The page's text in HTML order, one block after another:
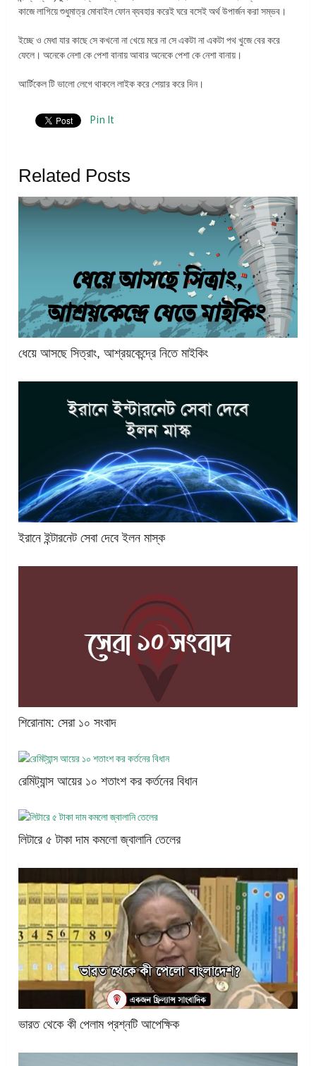
কাজে লাগিয়ে শুধুমাত্র মোবাইল ফোন ব্যবহার করেই ঘরে বসেই অর্থ উপার্জন করা সম্ভব।
ইচ্ছে ও মেধা যার কাছে সে কখনো না খেয়ে মরে না সে একটা না একটা পথ খুজে বের করে
ফেলে। অনেকে নেশা কে পেশা বানায় আবার অনেকে পেশা কে নেশা বানায়।
আর্টিকেল টি ভালো লেগে থাকলে লাইক করে শেয়ার করে দিন।
Pin It
Related Posts
ধেয়ে আসছে সিত্রাং, আশ্রয়কেন্দ্রে নিতে মাইকিং
ইরানে ইন্টারনেট সেবা দেবে ইলন মাস্ক
শিরোনাম: সেরা ১০ সংবাদ
রেমিট্যান্স আয়ের ১০ শতাংশ কর কর্তনের বিধান
লিটারে ৫ টাকা দাম কমলো জ্বালানি তেলের
ভারত থেকে কী পেলাম প্রশ্নটি আপেক্ষিক